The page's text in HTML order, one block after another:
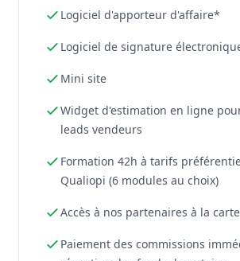
Logiciel d'apporteur d'affaire*
Logiciel de signature
Mini site
Widget d'estimation en ligne
leads vendeurs
Formation 42h à tarifs
Qualiopi (6 modules au choix)
Accès à nos partenaires à la carte
Paiement des commissions